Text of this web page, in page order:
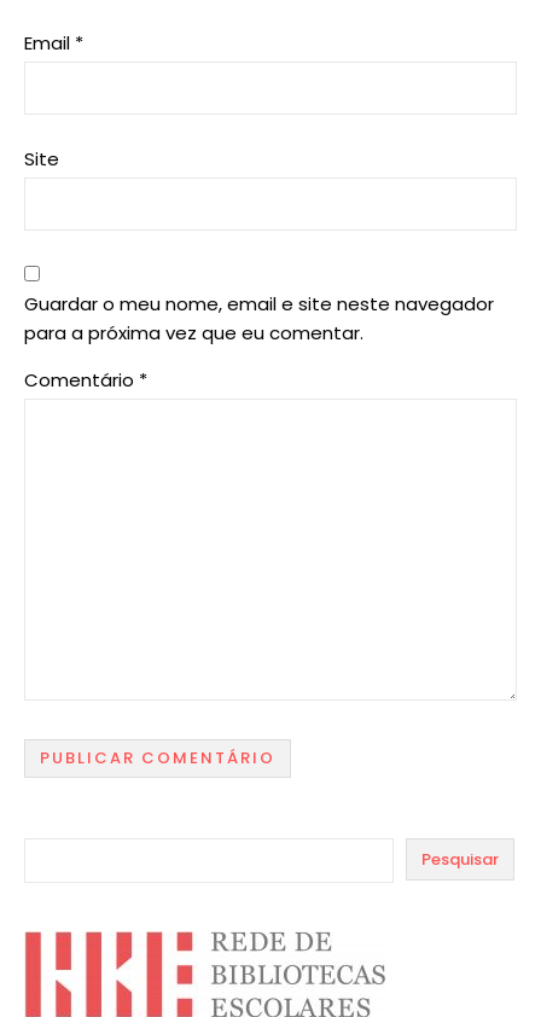
Email *
Site
Guardar o meu nome, email e site neste navegador
para a próxima vez que eu comentar.
Comentário *
Pesquisar